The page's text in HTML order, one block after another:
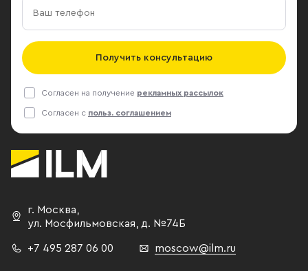
Получить консультацию
Согласен на получение рекламных рассылок
Согласен с польз. соглашением
г. Москва,
ул. Мосфильмовская, д. №74Б
+7 495 287 06 00 moscow@ilm.ru